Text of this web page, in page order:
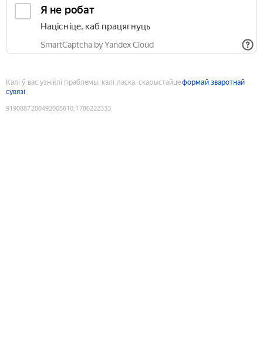
Я не робат
Націсніце, каб працягнуць
SmartCaptcha by Yandex Cloud
Калі ў вас узніклі праблемы, калі ласка, скарыстайцеформай зваротнай
сувязі
9190887200492005610:1786222333